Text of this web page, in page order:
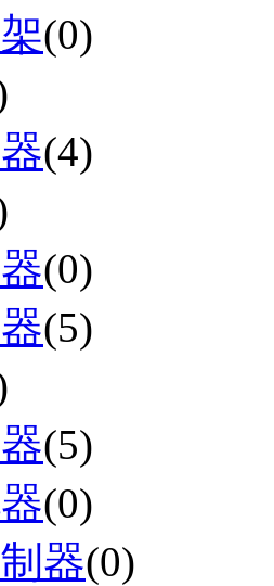
(0)
(4)
(0)
(5)
(5)
(0)
器(0)